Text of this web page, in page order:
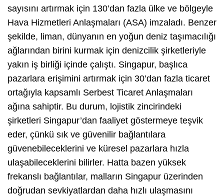
sayısını artırmak için 130’dan fazla ülke ve bölgeyle
Hava Hizmetleri Anlaşmaları (ASA) imzaladı. Benzer
şekilde, liman, dünyanın en yoğun deniz taşımacılığı
ağlarından birini kurmak için denizcilik şirketleriyle
yakın iş birliği içinde çalıştı. Singapur, başlıca
pazarlara erişimini artırmak için 30’dan fazla ticaret
ortağıyla kapsamlı Serbest Ticaret Anlaşmaları
ağına sahiptir. Bu durum, lojistik zincirindeki
şirketleri Singapur’dan faaliyet göstermeye teşvik
eder, çünkü sık ve güvenilir bağlantılara
güvenebileceklerini ve küresel pazarlara hızla
ulaşabileceklerini bilirler. Hatta bazen yüksek
frekanslı bağlantılar, malların Singapur üzerinden
doğrudan sevkiyatlardan daha hızlı ulaşmasını